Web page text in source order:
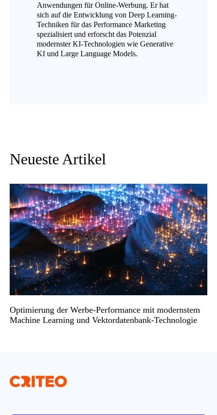
Anwendungen für Online-Werbung. Er hat
sich auf die Entwicklung von Deep Learning-
Techniken für das Performance Marketing
spezialisiert und erforscht das Potenzial
modernster KI-Technologien wie Generative
KI und Large Language Models.
Neueste Artikel
Optimierung der Werbe-Performance mit modernstem
Machine Learning und Vektordatenbank-Technologie